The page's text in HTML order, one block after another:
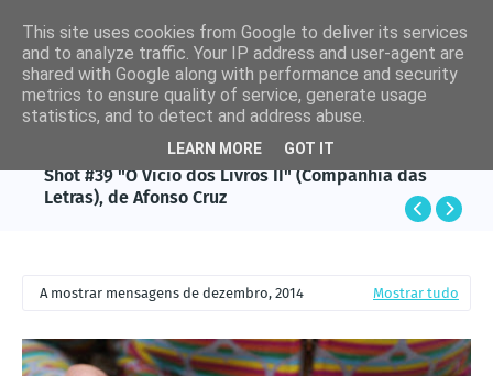
Shot #39 "O Vício dos Livros II" (Companhia das
Letras), de Afonso Cruz
A mostrar mensagens de dezembro, 2014 Mostrar tudo
This site uses cookies from Google to deliver its services
and to analyze traffic. Your IP address and user-agent are
shared with Google along with performance and security
metrics to ensure quality of service, generate usage
statistics, and to detect and address abuse.
LEARN MORE GOT IT